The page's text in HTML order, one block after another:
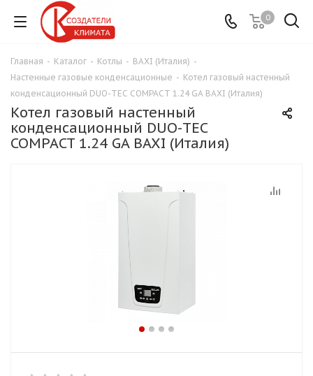
0
Главная - Каталог - Котлы - BAXI (Италия) -
Настенные газовые конденсационные - Котел газовый настенный
конденсационный DUO-TEC COMPACT 1.24 GA BAXI (Италия)
Котел газовый настенный
конденсационный DUO-TEC
COMPACT 1.24 GA BAXI (Италия)